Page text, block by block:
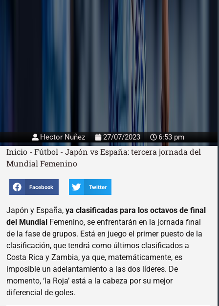
Hector Nuñez 27/07/2023 6:53 pm
Inicio - Fútbol - Japón vs España: tercera jornada del
Mundial Femenino
Facebook Twitter
Japón y España, ya clasificadas para los octavos de final
del Mundial Femenino, se enfrentarán en la jornada final
de la fase de grupos. Está en juego el primer puesto de la
clasificación, que tendrá como últimos clasificados a
Costa Rica y Zambia, ya que, matemáticamente, es
imposible un adelantamiento a las dos líderes. De
momento, ‘la Roja’ está a la cabeza por su mejor
diferencial de goles.